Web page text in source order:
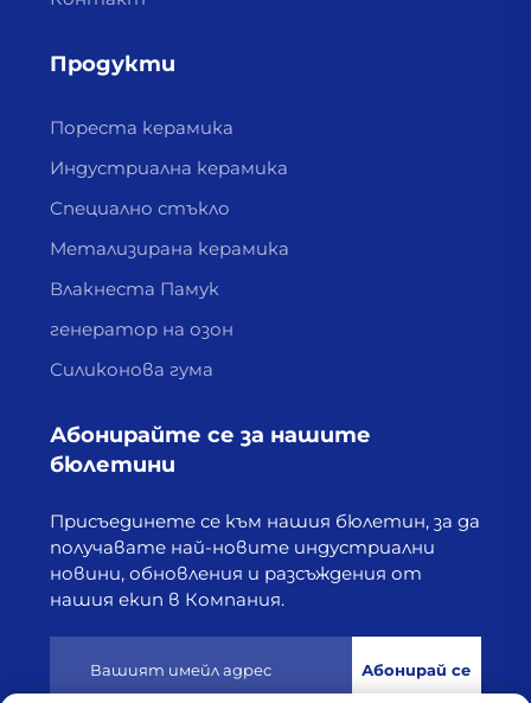
Продукти
Пореста керамика
Индустриална керамика
Специално стъкло
Метализирана керамика
Влакнеста Памук
генератор на озон
Силиконова гума
Абонирайте се за нашите
бюлетини
Присъединете се към нашия бюлетин, за да
получавате най-новите индустриални
новини, обновления и разсъждения от
нашия екип в Компания.
Абонирай се